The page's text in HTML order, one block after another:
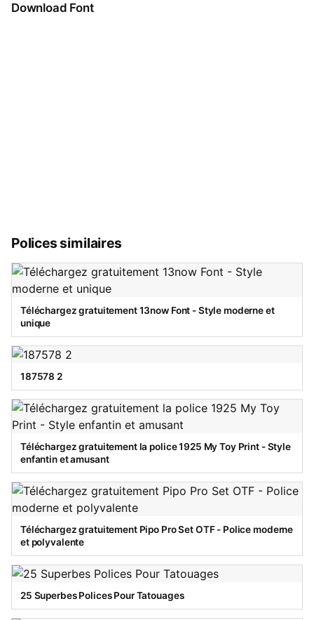
Download Font
Polices similaires
Téléchargez gratuitement 13now Font - Style moderne et
unique
187578 2
Téléchargez gratuitement la police 1925 My Toy Print - Style
enfantin et amusant
Téléchargez gratuitement Pipo Pro Set OTF - Police moderne
et polyvalente
25 Superbes Polices Pour Tatouages